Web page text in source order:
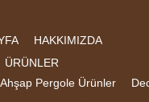
HAKKIMIZDA
ÜRÜNLER
Ahşap Pergole Ürünler